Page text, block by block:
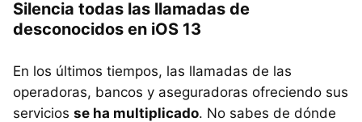
Silencia todas las llamadas de
desconocidos en iOS 13
En los últimos tiempos, las llamadas de las
operadoras, bancos y aseguradoras ofreciendo sus
servicios se ha multiplicado. No sabes de dónde